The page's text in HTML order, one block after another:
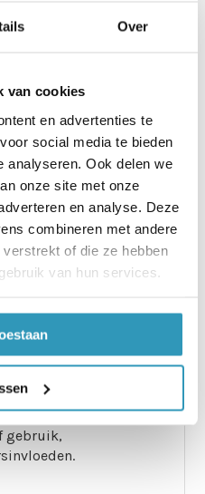
Over
van cookies
en advertenties te
social media te bieden
analyseren. Ook delen we
onze site met onze
en analyse. Deze
combineren met andere
of die ze hebben
van hun services.
zowel binnen- als
en functioneert
als in buitenbakken
eenvoudig op
met een
dikte van het rubber.
rechte lat als geleider
zandkering
Dankzij het stevige
is het product
gebruik,